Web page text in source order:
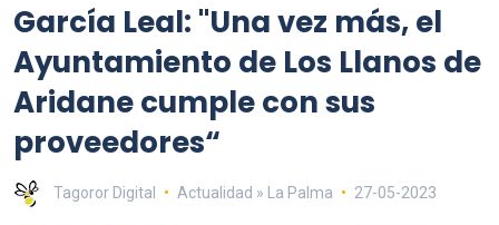
García Leal: "Una vez más, el
Ayuntamiento de Los Llanos de
Aridane cumple con sus
proveedores“
Tagoror Digital Actualidad » La Palma 27-05-2023